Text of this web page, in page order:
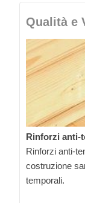
Qualità e
Rinforzi anti-
Rinforzi anti-
costruzione
temporali.